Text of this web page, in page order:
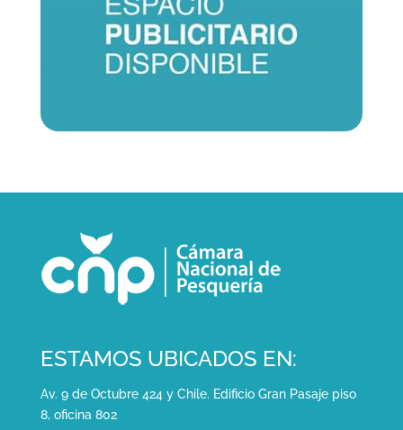
ESTAMOS UBICADOS EN:
Av. 9 de Octubre 424 y Chile. Edificio Gran Pasaje piso
8, oficina 802